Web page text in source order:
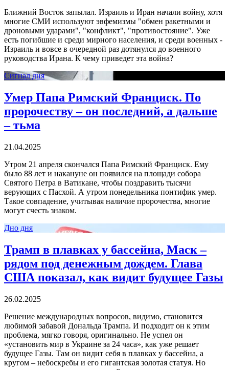
Ближний Восток запылал. Израиль и Иран начали войну, хотя
многие СМИ используют эвфемизмы "обмен ракетными и
дроновыми ударами", "конфликт", "противостояние". Уже
есть погибшие и среди мирного населения, и среди военных -
Израиль и вовсе в очередной раз дотянулся до военного
руководства Ирана. К чему приведет эта война?
Сигнал дня
Умер Папа Римский Франциск. По
пророчеству – он последний, а дальше
– тьма
21.04.2025
Утром 21 апреля скончался Папа Римский Франциск. Ему
было 88 лет и накануне он появился на площади собора
Святого Петра в Ватикане, чтобы поздравить тысячи
верующих с Пасхой. А утром понедельника понтифик умер.
Такое совпадение, учитывая наличие пророчества, многие
могут счесть знаком.
Дно дня
Трамп в плавках у бассейна, Маск –
рядом под денежным дождем. Глава
США показал, как видит будущее Газы
26.02.2025
Решение международных вопросов, видимо, становится
любимой забавой Дональда Трампа. И подходит он к этим
проблема, мягко говоря, оригинально. Не успел он
«установить мир в Украине за 24 часа», как уже решает
будущее Газы. Там он видит себя в плавках у бассейна, а
кругом – небоскребы и его гигантская золотая статуя. Но